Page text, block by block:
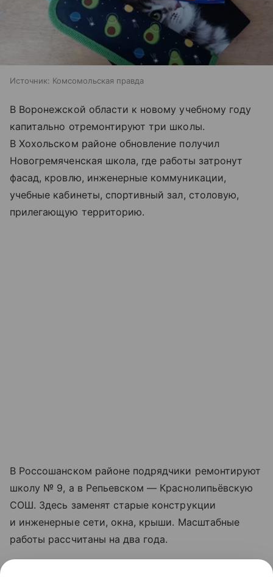
Источник: Комсомольская правда
В Воронежской области к новому учебному году
капитально отремонтируют три школы.
В Хохольском районе обновление получил
Новогремяченская школа, где работы затронут
фасад, кровлю, инженерные коммуникации,
учебные кабинеты, спортивный зал, столовую,
прилегающую территорию.
В Россошанском районе подрядчики ремонтируют
школу № 9, а в Репьевском — Краснолипьёвскую
СОШ. Здесь заменят старые конструкции
и инженерные сети, окна, крыши. Масштабные
работы рассчитаны на два года.